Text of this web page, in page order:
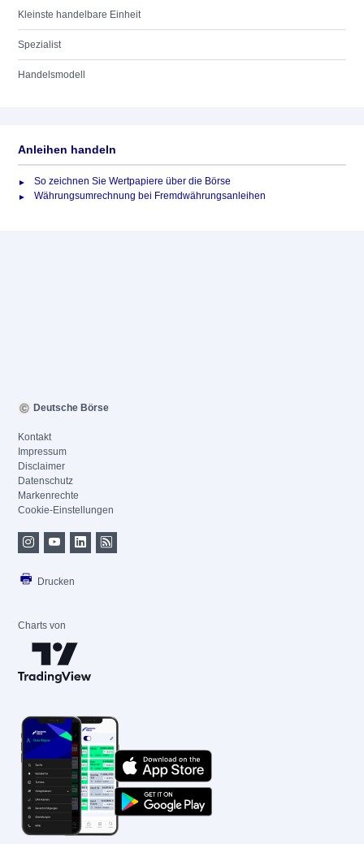
Kleinste handelbare Einheit
Spezialist
Handelsmodell
Anleihen handeln
So zeichnen Sie Wertpapiere über die Börse
Währungsumrechnung bei Fremdwährungsanleihen
Deutsche Börse
Kontakt
Impressum
Disclaimer
Datenschutz
Markenrechte
Cookie-Einstellungen
Drucken
Charts von